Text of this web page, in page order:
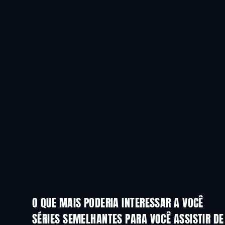
O QUE MAIS PODERIA INTERESSAR A VOCÊ
Série
SÉRIES SEMELHANTES PARA VOCÊ ASSISTIR
Série Série